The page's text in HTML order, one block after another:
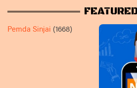
Pemda Sinjai (1668)